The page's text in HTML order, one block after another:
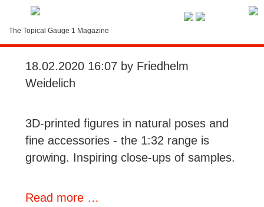
The Topical Gauge 1 Magazine
Figures and Accessories from
Jaffa's Moba-Shop
18.02.2020 16:07by Friedhelm
Weidelich
3D-printed figures in natural poses and
fine accessories - the 1:32 range is
growing. Inspiring close-ups of samples.
Read more …
LOGIN
Subscription
Instructions